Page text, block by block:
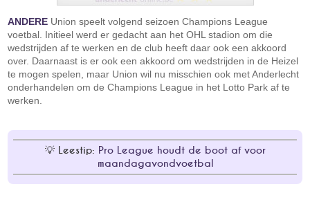
ANDERE Union speelt volgend seizoen Champions League
voetbal. Initieel werd er gedacht aan het OHL stadion om die
wedstrijden af te werken en de club heeft daar ook een akkoord
over. Daarnaast is er ook een akkoord om wedstrijden in de Heizel
te mogen spelen, maar Union wil nu misschien ook met Anderlecht
onderhandelen om de Champions League in het Lotto Park af te
werken.
Leestip: Pro League houdt de boot af voor
maandagavondvoetbal